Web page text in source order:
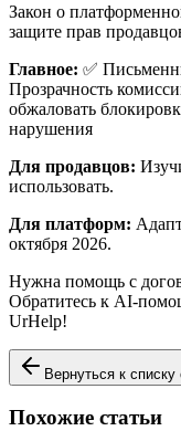
Закон о
защите прав
Главное: ✅
Прозрачность
обжаловать
нарушения
Для продавцов:
использовать.
Для платформ:
октября 2026.
Нужна помощь с
Обратитесь к AI-
UrHelp!
Вернуться к списку
Похожие статьи